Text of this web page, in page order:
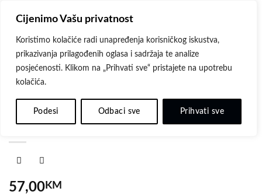
Cijenimo Vašu privatnost
Koristimo kolačiće radi unapređenja korisničkog iskustva,
prikazivanja prilagođenih oglasa i sadržaja te analize
posjećenosti. Klikom na „Prihvati sve“ pristajete na upotrebu
kolačića.
Podesi Odbaci sve Prihvati sve
content
Dodaj
listu
Keune Scalp Sensitive — Soothing Serum
50 ml
57,00KM